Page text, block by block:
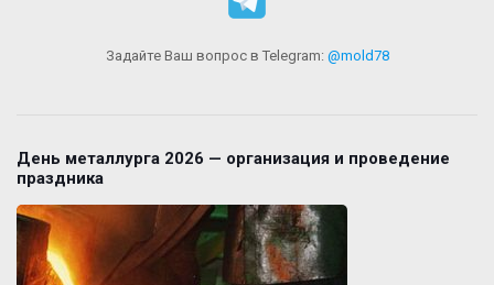
Задайте Ваш вопрос в Telegram: @mold78
День металлурга 2026 — организация и проведение
праздника